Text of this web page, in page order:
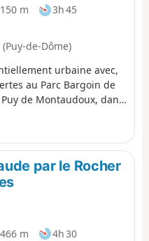
m
3h 45
de-Dôme)
urbaine avec,
au Parc Bargoin de
de Montaudoux, dans
par le Rocher
m
4h 30